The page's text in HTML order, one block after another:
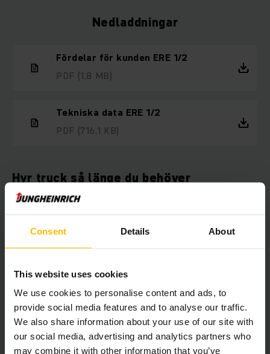
Consent Details About
This website uses cookies
We use cookies to personalise content and ads, to
provide social media features and to analyse our traffic.
We also share information about your use of our site with
our social media, advertising and analytics partners who
may combine it with other information that you’ve
Nedladdningar
Fördelar för kunden ERE 1/2
PDF (1,8 MB)
Tekniska data ERE 1/2
PDF (716,1 KB)
Hyr truck så länge du behöver
Om du önskar hyra truck har du kommit rätt. Vi har truckar att
innefattar allt från eldrivna pallyftare till skjutstativtruckar
Här kan du välja vilken truck du vill
hyra direkt online